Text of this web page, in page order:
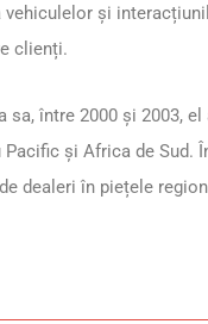
și
clienți.
sa, între 2000 și 2003,
Pacific și Africa de
dealeri în piețele